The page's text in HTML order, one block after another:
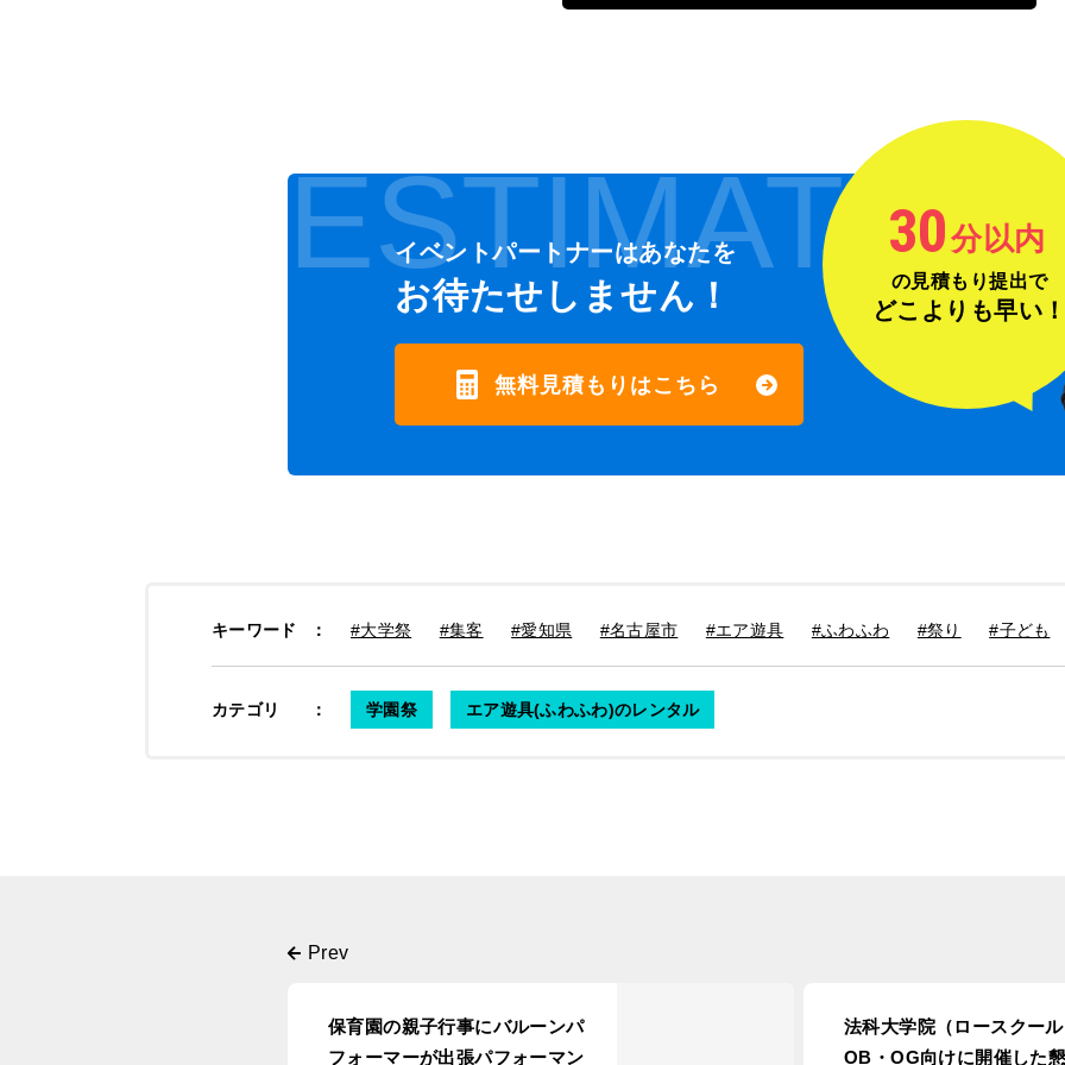
ESTIMATE
イベントパートナーはあなたを
お待たせしません！
無料見積もりはこちら
30分以内
の見積もり提出で
どこよりも早い
キーワード ： #大学祭 #集客 #愛知県 #名古屋市 #エア遊具 #ふわふわ #祭り #子ども
カテゴリ ： 学園祭 エア遊具(ふわふわ)のレンタル
保育園の親子行事にバルーンパ
フォーマーが出張パフォーマン
法科大学院（ロースクー
OB・OG向けに開催した